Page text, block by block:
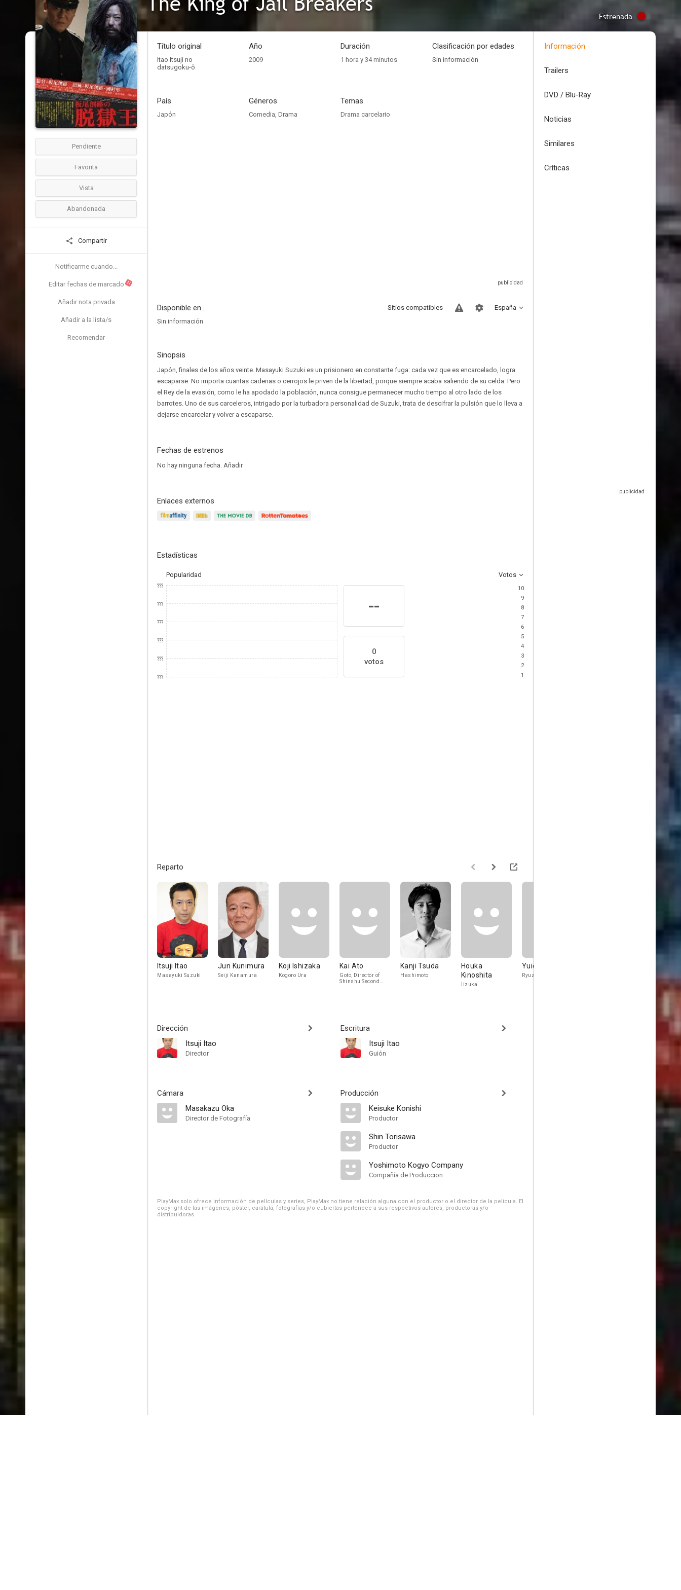
Estrenada
Pendiente
Favorita
Vista
Abandonada
Compartir
Notificarme cuando...
Editar fechas de marcado N
Añadir nota privada
Añadir a la lista/s
Recomendar
Título original
Itao Itsuji no
datsugoku-ô
Año
2009
Duración
1 hora y 34 minutos
Clasificación por edades
Sin información
País
Japón
Géneros
Comedia, Drama
Temas
Drama carcelario
Disponible en... España
Sitios compatibles
Sin información
Sinopsis
Japón, finales de los años veinte. Masayuki Suzuki es un prisionero en constante fuga: cada vez que es encarcelado, logra
escaparse. No importa cuantas cadenas o cerrojos le priven de la libertad, porque siempre acaba saliendo de su celda. Pero
el Rey de la evasión, como le ha apodado la población, nunca consigue permanecer mucho tiempo al otro lado de los
barrotes. Uno de sus carceleros, intrigado por la turbadora personalidad de Suzuki, trata de descifrar la pulsión que lo lleva a
dejarse encarcelar y volver a escaparse.
Fechas de estrenos
No hay ninguna fecha. Añadir
Enlaces externos
Estadísticas
Popularidad Votos
???
???
???
???
???
???
--
0
votos
10
9
8
7
6
5
4
3
2
1
Reparto
Itsuji Itao
Masayuki Suzuki
Jun Kunimura
Seiji Kanamura
Koji Ishizaka
Kogoro Ura
Kai Ato
Goto, Director of
Shinshu Second
Kanji Tsuda
Hashimoto
Houka
Kinoshita
Iizuka
Yuichi Kimura
Ryuzaki
Dirección
Itsuji Itao
Director
Cámara
Masakazu Oka
Director de Fotografía
Escritura
Itsuji Itao
Guión
Producción
Keisuke Konishi
Productor
Shin Torisawa
Productor
Yoshimoto Kogyo Company
Compañía de Produccion
PlayMax solo ofrece información de películas y series, PlayMax no tiene relación alguna con el productor o el director de la película. El
copyright de las imágenes, póster, carátula, fotografías y/o cubiertas pertenece a sus respectivos autores, productoras y/o
distribuidoras.
Información
Trailers
DVD / Blu-Ray
Noticias
Similares
Críticas